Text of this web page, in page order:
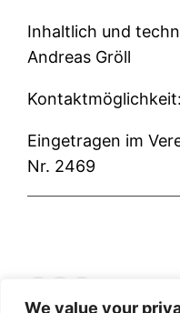
We value your
Inhaltlich und
Andreas Gröll
Eingetragen im
Nr. 2469
Facebook
YouTube
Instagram